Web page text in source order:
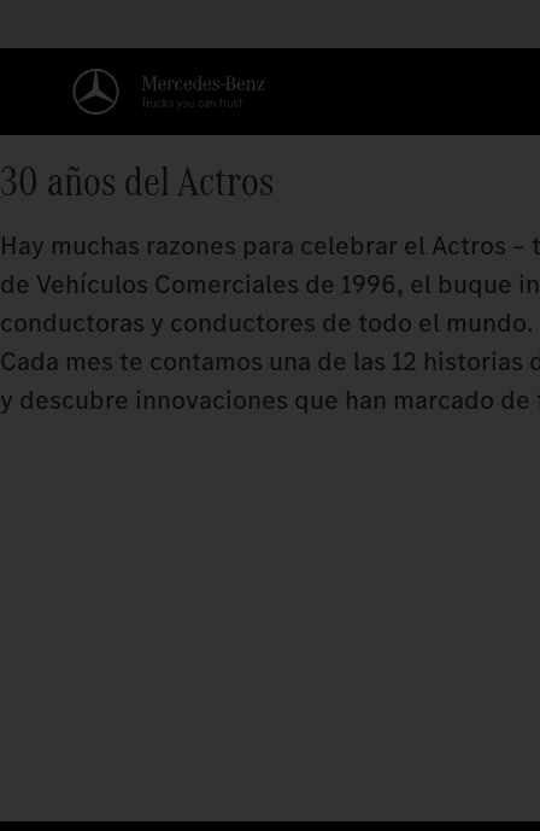
30 años del Actros
Hay muchas razones para celebrar el Actros
de Vehículos Comerciales de 1996, el buque
conductoras y conductores de todo el
Cada mes te contamos una de las 12
y descubre innovaciones que han marcado